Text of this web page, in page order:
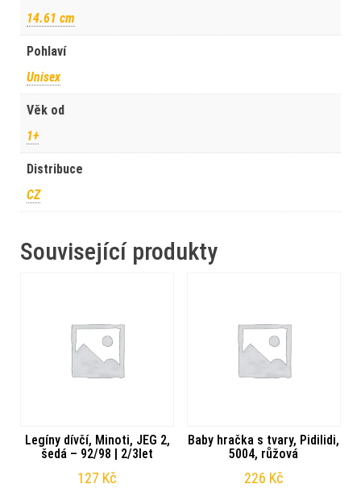
14.61 cm
Pohlaví
Unisex
Věk od
1+
Distribuce
CZ
Související produkty
Legíny dívčí, Minoti, JEG 2,
šedá – 92/98 | 2/3let
127 Kč
Baby hračka s tvary, Pidilidi,
5004, růžová
226 Kč